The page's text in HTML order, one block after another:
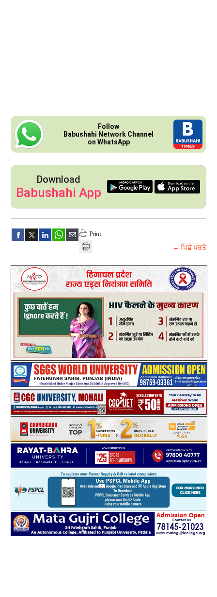
Follow
Babushahi Network Channel
on WhatsApp
Download
Babushahi App
← ਪਿਛੇ ਪਰਤੋ